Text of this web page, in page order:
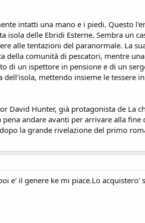
intatti una mano e i piedi. Questo
delle Ebridi Esterne. Sembra un
alle tentazioni del paranormale. La
della comunità di pescatori, mentre
di un ispettore in pensione e di un
mettendo insieme le tessere
David Hunter, già protagonista de La
andare avanti per arrivare alla
la grande rivelazione del primo
e' il genere ke mi piace.Lo acquistero'